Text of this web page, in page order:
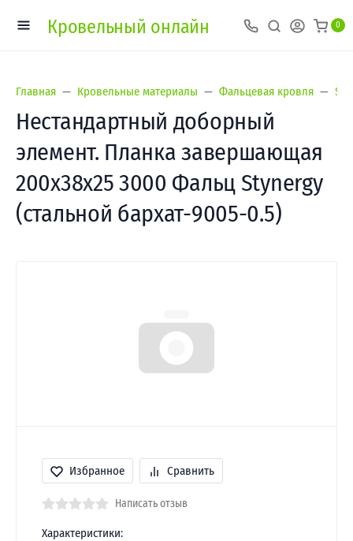
Кровельный онлайн 0
Главная Кровельные материалы Фальцевая кровля
Нестандартный доборный
элемент. Планка завершающая
200х38х25 3000 Фальц Stynergy
(стальной бархат-9005-0.5)
Избранное Сравнить
Написать отзыв
Характеристики: